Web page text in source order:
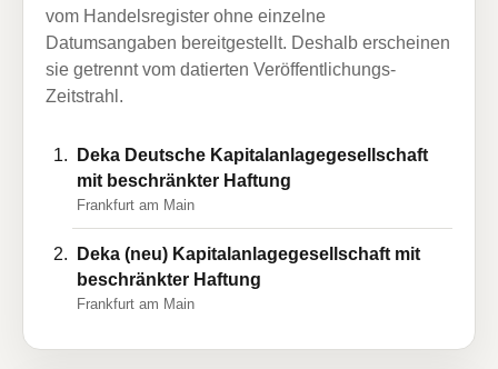
vom Handelsregister ohne einzelne
Datumsangaben bereitgestellt. Deshalb erscheinen
sie getrennt vom datierten Veröffentlichungs-
Zeitstrahl.
Deka Deutsche Kapitalanlagegesellschaft
mit beschränkter Haftung
Frankfurt am Main
Deka (neu) Kapitalanlagegesellschaft mit
beschränkter Haftung
Frankfurt am Main